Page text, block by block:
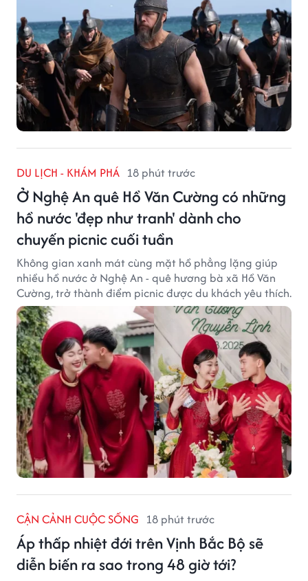
DU LỊCH - KHÁM PHÁ 18 phút trước
Ở Nghệ An quê Hồ Văn Cường có những
hồ nước 'đẹp như tranh' dành cho
chuyến picnic cuối tuần
Không gian xanh mát cùng mặt hồ phẳng lặng giúp
nhiều hồ nước ở Nghệ An - quê hương bà xã Hồ Văn
Cường, trở thành điểm picnic được du khách yêu thích.
CẬN CẢNH CUỘC SỐNG 18 phút trước
Áp thấp nhiệt đới trên Vịnh Bắc Bộ sẽ
diễn biến ra sao trong 48 giờ tới?